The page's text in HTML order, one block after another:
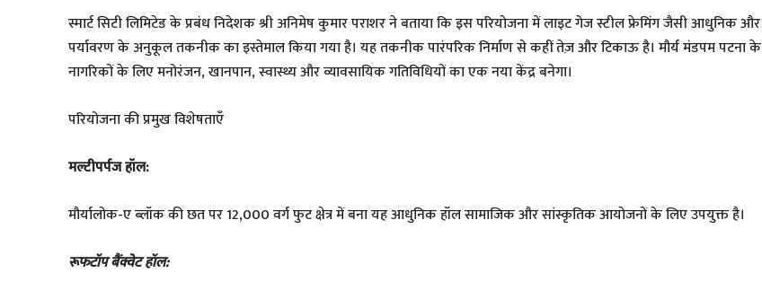
स्मार्ट सिटी लिमिटेड के प्रबंध निदेशक श्री अनिमेष कुमार पराशर ने बताया कि इस परियोजना में लाइट गेज स्टील फ्रेमिंग जैसी आधुनिक और
पर्यावरण के अनुकूल तकनीक का इस्तेमाल किया गया है। यह तकनीक पारंपरिक निर्माण से कहीं तेज़ और टिकाऊ है। मौर्य मंडपम पटना के
नागरिकों के लिए मनोरंजन, खानपान, स्वास्थ्य और व्यावसायिक गतिविधियों का एक नया केंद्र बनेगा।
परियोजना की प्रमुख विशेषताएँ
मल्टीपर्पज हॉल:
मौर्यालोक-ए ब्लॉक की छत पर 12,000 वर्ग फुट क्षेत्र में बना यह आधुनिक हॉल सामाजिक और सांस्कृतिक आयोजनों के लिए उपयुक्त है।
रूफटॉप बैंक्वेट हॉल: